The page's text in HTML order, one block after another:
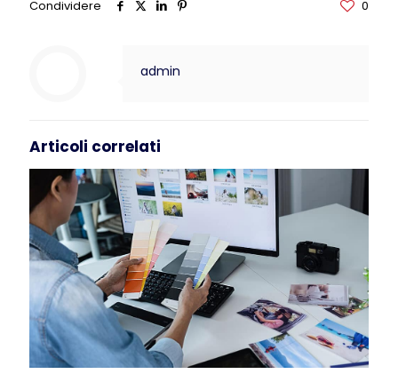
Condividere 0
admin
Articoli correlati